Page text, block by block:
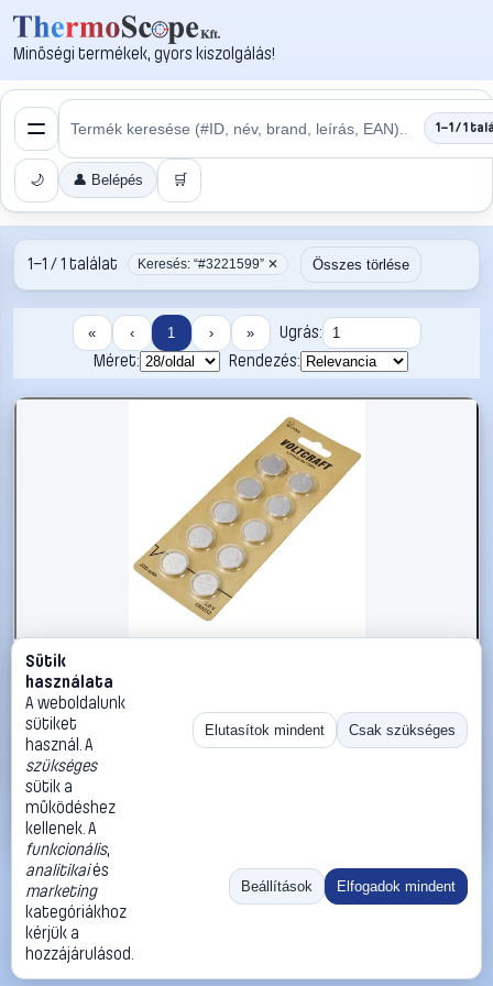
Minőségi termékek, gyors kiszolgálás!
1–1 / 1
🌙 👤 Belépés 🛒
1–1 / 1 találat Keresés: “#3221599” ✕ Összes törlése
« ‹ 1 › »
Ugrás:
Méret:
Rendezés:
#3221599
VOLTCRAFT CR 2032 Gombelem 3 V 220 mAh Lítium VC-
16107995 10 db
VOLTCRAFT Gombelemek
1 590 Ft
Kosárba
«
Ugrás:
Méret:
Rendezés:
©2026
ThermoScope
ÁSZF
Cégbemutató
Sütik
használata
A weboldalunk
sütiket
használ. A
szükséges
sütik a
működéshez
kellenek. A
funkcionális,
analitikaiés
marketing
kategóriákhoz
kérjük a
hozzájárulásod.
Elutasítok mindent Csak szükséges
Beállítások Elfogadok mindent